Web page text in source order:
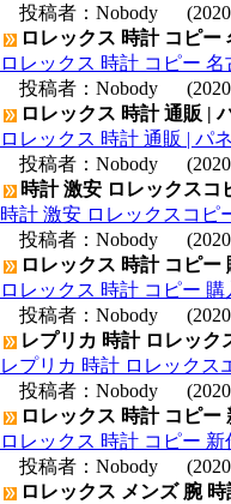
投稿者： Nobody
ロレックス 時計 コピー
ロレックス 時計 コピー
投稿者： Nobody
ロレックス 時計 通販 |
ロレックス 時計 通販 | パ
投稿者： Nobody
時計 激安 ロレックスコ
時計 激安 ロレックスコピ
投稿者： Nobody
ロレックス 時計 コピー
ロレックス 時計 コピー
投稿者： Nobody
レプリカ 時計 ロレック
レプリカ 時計 ロレックス
投稿者： Nobody
ロレックス 時計 コピ
ロレックス 時計 コピー
投稿者： Nobody
ロレックス メンズ 腕